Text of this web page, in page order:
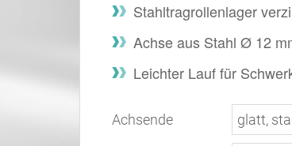
Stahltragrollenlager
Achse aus Stahl Ø 12
Leichter Lauf für
Achsende